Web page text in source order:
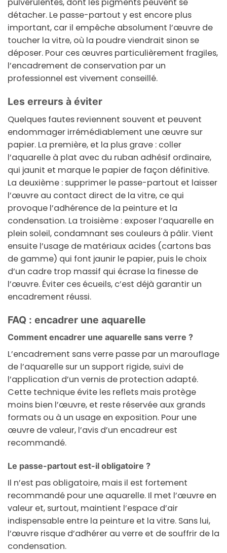
détacher. Le passe-partout y est encore plus
important, car il empêche absolument l’œuvre de
toucher la vitre, où la poudre viendrait sinon se
déposer. Pour ces œuvres particulièrement fragiles,
l’encadrement de conservation par un
professionnel est vivement conseillé.
Les erreurs à éviter
Quelques fautes reviennent souvent et peuvent
endommager irrémédiablement une œuvre sur
papier. La première, et la plus grave : coller
l’aquarelle à plat avec du ruban adhésif ordinaire,
qui jaunit et marque le papier de façon définitive.
La deuxième : supprimer le passe-partout et laisser
l’œuvre au contact direct de la vitre, ce qui
provoque l’adhérence de la peinture et la
condensation. La troisième : exposer l’aquarelle en
plein soleil, condamnant ses couleurs à pâlir. Vient
ensuite l’usage de matériaux acides (cartons bas
de gamme) qui font jaunir le papier, puis le choix
d’un cadre trop massif qui écrase la finesse de
l’œuvre. Éviter ces écueils, c’est déjà garantir un
encadrement réussi.
FAQ : encadrer une aquarelle
Comment encadrer une aquarelle sans verre ?
L’encadrement sans verre passe par un marouflage
de l’aquarelle sur un support rigide, suivi de
l’application d’un vernis de protection adapté.
Cette technique évite les reflets mais protège
moins bien l’œuvre, et reste réservée aux grands
formats ou à un usage en exposition. Pour une
œuvre de valeur, l’avis d’un encadreur est
recommandé.
Le passe-partout est-il obligatoire ?
Il n’est pas obligatoire, mais il est fortement
recommandé pour une aquarelle. Il met l’œuvre en
valeur et, surtout, maintient l’espace d’air
indispensable entre la peinture et la vitre. Sans lui,
l’œuvre risque d’adhérer au verre et de souffrir de la
condensation.